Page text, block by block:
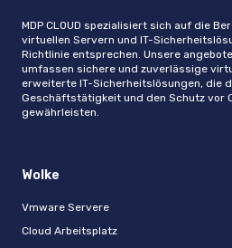
MDP CLOUD spezialisiert sich auf die
virtuellen Servern und IT-
Richtlinie entsprechen. Unsere
umfassen sichere und zuverlässige
erweiterte IT-Sicherheitslösungen, die
Geschäftstätigkeit und den Schutz vor
gewährleisten.
Wolke
Vmware Servere
Cloud Arbeitsplatz